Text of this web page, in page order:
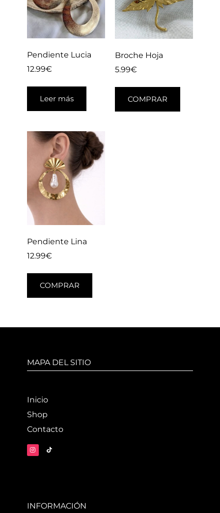
Pendiente Lucia
12.99€
Leer más
Broche Hoja
5.99€
COMPRAR
Pendiente Lina
12.99€
COMPRAR
MAPA DEL SITIO
Inicio
Shop
Contacto
INFORMACIÓN